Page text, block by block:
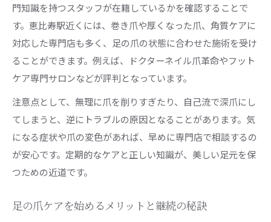
足の爪ケアを続けることで得られる安心感とは
忙しい日常でも実践できる足の爪ケアのポイン
ト
足の爪ケアで毎日をもっと快適に過ごすコツ
門知識を持つスタッフが在籍しているかを確認することで
す。恵比寿駅近くには、巻き爪や厚くなった爪、角質ケアに
対応した専門店も多く、足の爪の状態に合わせた施術を受け
ることができます。例えば、ドクターネイル爪革命やフット
ケア専門サロンなどが評判となっています。
注意点として、無理に爪を削りすぎたり、自己流で深爪にし
てしまうと、逆にトラブルの原因となることがあります。気
になる症状や爪の変色があれば、早めに専門店で相談するの
が安心です。定期的なケアと正しい知識が、美しい足元を保
つための近道です。
足の爪ケアを始めるメリットと継続の秘訣